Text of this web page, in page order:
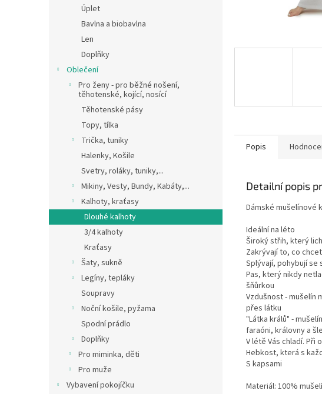
Úplet
Bavlna a biobavlna
Len
Doplňky
Oblečení
Pro ženy - pro běžné nošení,
těhotenské, kojící, nosící
Těhotenské pásy
Topy, tílka
Trička, tuniky
Halenky, Košile
Svetry, roláky, tuniky,...
Mikiny, Vesty, Bundy, Kabáty,...
Kalhoty, kraťasy
Dlouhé kalhoty
3/4 kalhoty
Kraťasy
Šaty, sukně
Legíny, tepláky
Soupravy
Noční košile, pyžama
Spodní prádlo
Doplňky
Pro miminka, děti
Pro muže
Vybavení pokojíčku
Popis
Detailní popis
Dámské mušelínové
Ideální na léto
Široký střih, který
Zakrývají to, co
Splývají, pohybují se
Pas, který nikdy
šňůrkou
Vzdušnost - mušelín
přes látku
"Látka králů" -
faraóni, královny a
V létě Vás chladí. Při
Hebkost, která s
S kapsami
Materiál: 100%